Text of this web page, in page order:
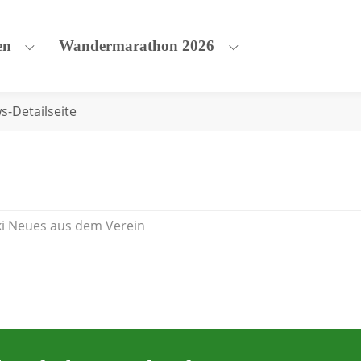
Verein"
Submenu for "MTB-Rennen"
Wandermarathon 2026
Submenu for
Detailseite
Neues aus dem Verein